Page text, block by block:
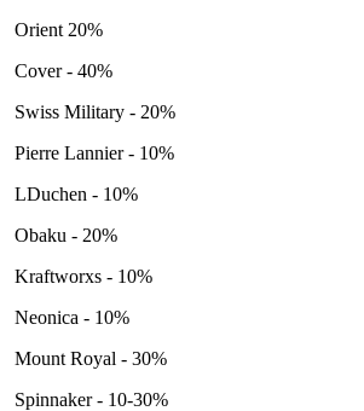
Orient 20%
Cover - 40%
Swiss Military - 20%
Pierre Lannier - 10%
LDuchen - 10%
Obaku - 20%
Kraftworxs - 10%
Neonica - 10%
Mount Royal - 30%
Spinnaker - 10-30%